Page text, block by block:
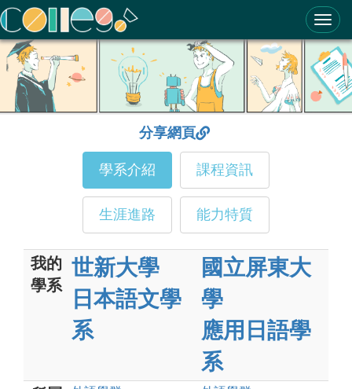
ColleGo! 大學選才與高中育才輔助系統
分享網頁
學系介紹 課程資訊
生涯進路 能力特質
我的
學系
世新大學
日本語文學
系
國立屏東大
學
應用日語學
系